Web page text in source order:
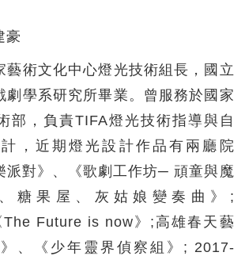
豪
藝術文化中心燈光技術組長，國立
劇學系研究所畢業。曾服務於國家
部，負責TIFA燈光技術指導與自
，近期燈光設計作品有兩廳院
派對》、《歌劇工作坊─ 頑童與魔
糖果屋、灰姑娘變奏曲》;
The Future is now》;高雄春天藝
、《少年靈界偵察組》; 2017-